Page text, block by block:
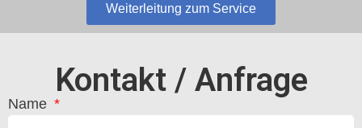
Weiterleitung zum Service
Kontakt / Anfrage
Name